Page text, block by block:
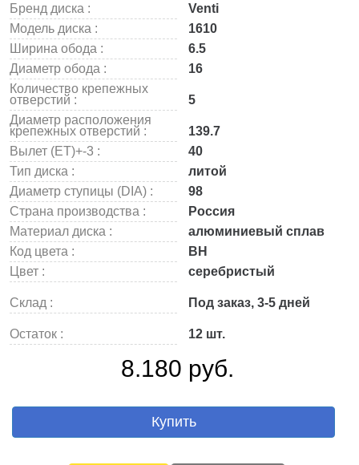
Бренд диска :
Venti
Модель диска :
1610
Ширина обода :
6.5
Диаметр обода :
16
Количество крепежных
отверстий :
5
Диаметр расположения
крепежных отверстий :
139.7
Вылет (ET)+-3 :
40
Тип диска :
литой
Диаметр ступицы (DIA) :
98
Страна производства :
Россия
Материал диска :
алюминиевый сплав
Код цвета :
BH
Цвет :
серебристый
Склад : Под заказ, 3-5 дней
Остаток : 12 шт.
8.180 руб.
Купить